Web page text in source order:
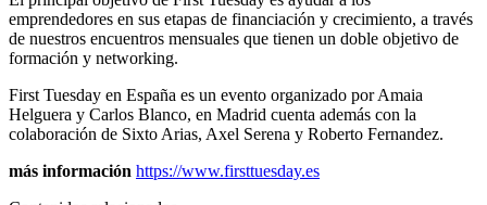
emprendedores en sus etapas de financiación y crecimiento, a través
de nuestros encuentros mensuales que tienen un doble objetivo de
formación y networking.
First Tuesday en España es un evento organizado por Amaia
Helguera y Carlos Blanco, en Madrid cuenta además con la
colaboración de Sixto Arias, Axel Serena y Roberto Fernandez.
más información https://www.firsttuesday.es